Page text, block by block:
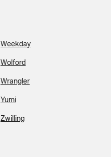
Weekday
Wolford
Wrangler
Yumi
Zwilling